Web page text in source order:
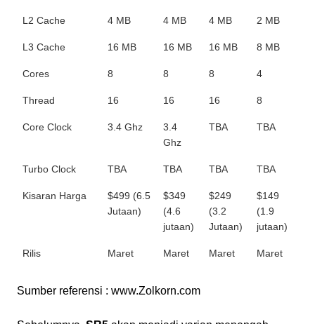
L2 Cache 4 MB 4 MB 4 MB 2 MB
L3 Cache 16 MB 16 MB 16 MB 8 MB
Cores 8 8 8 4
Thread 16 16 16 8
Core Clock 3.4 Ghz
3.4
Ghz
TBA TBA
Turbo Clock TBA TBA TBA TBA
Kisaran Harga
$499 (6.5
Jutaan)
$349
(4.6
jutaan)
$249
(3.2
Jutaan)
$149
(1.9
jutaan)
Rilis Maret Maret Maret Maret
Sumber referensi : www.Zolkorn.com